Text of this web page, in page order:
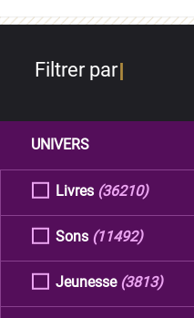
Filtrer par
UNIVERS
Livres (36210)
Sons (11492)
Jeunesse (3813)